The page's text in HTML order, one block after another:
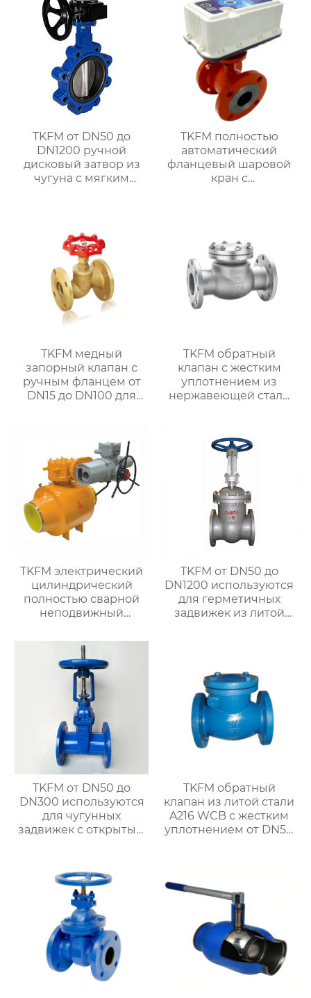
отопления
TKFM от DN50 до
DN1200 ручной
дисковый затвор из
чугуна с мягким
TKFM полностью
автоматический
фланцевый шаровой
кран с
TKFM медный
запорный клапан с
ручным фланцем от
DN15 до DN100 для
TKFM обратный
клапан с жестким
уплотнением из
нержавеющей стали
водяного отопления
TKFM электрический
цилиндрический
полностью сварной
неподвижный
химических систем
добычи нефти и
природного газа
TKFM от DN50 до
DN1200 используются
для герметичных
задвижек из литой
TKFM от DN50 до
DN300 используются
для чугунных
задвижек с открытым
уплотнением для
систем водяного
отопления
TKFM обратный
клапан из литой стали
A216 WCB с жестким
уплотнением от DN50